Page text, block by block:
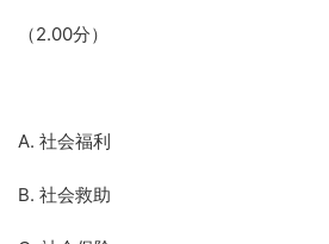
（2.00分）
A. 社会福利
B. 社会救助